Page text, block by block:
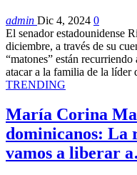
admin Dic 4, 2024 0
El senador estadounidense
diciembre, a través de su
“matones” están
atacar a la familia de la
TRENDING
María Corina
dominicanos: La
vamos a liberar